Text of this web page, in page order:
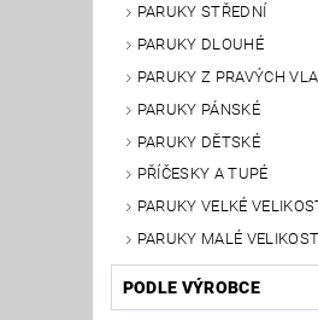
PARUKY STŘEDNÍ
PARUKY DLOUHÉ
PARUKY Z PRAVÝCH
PARUKY PÁNSKÉ
PARUKY DĚTSKÉ
PŘÍČESKY A TUPÉ
PARUKY VELKÉ
PARUKY MALÉ
PODLE VÝROBCE